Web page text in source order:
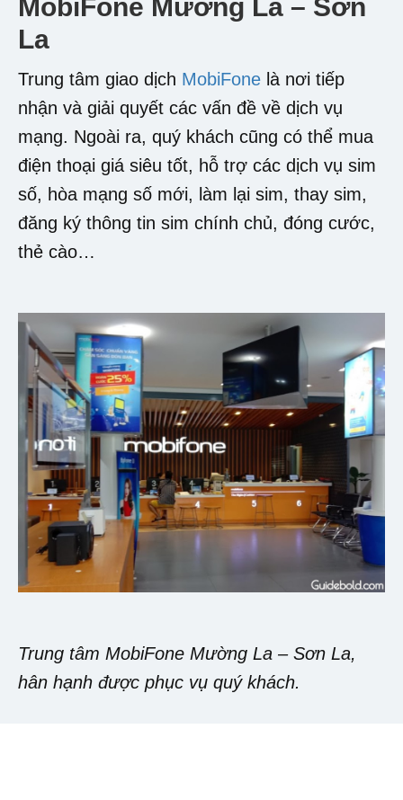
MobiFone Mường La – Sơn
La
Trung tâm giao dịch MobiFone là nơi tiếp
nhận và giải quyết các vấn đề về dịch vụ
mạng. Ngoài ra, quý khách cũng có thể mua
điện thoại giá siêu tốt, hỗ trợ các dịch vụ sim
số, hòa mạng số mới, làm lại sim, thay sim,
đăng ký thông tin sim chính chủ, đóng cước,
thẻ cào…
Trung tâm MobiFone Mường La – Sơn La,
hân hạnh được phục vụ quý khách.